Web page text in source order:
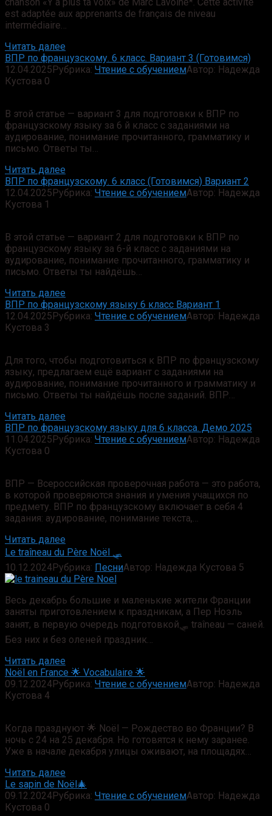
est adaptée aux apprenants de français de niveau
intermédiaire…
Читать далее
ВПР по французскому. 6 класс. Вариант 3 (Готовимся)
12.04.2025Рубрика: Чтение с обучениемАвтор: Надежда
Кустова 0
В этой статье — вариант 3 для подготовки к ВПР по
французскому языку за 6 й класс с заданиями на
аудирование, понимание прочитанного, грамматику и
письмо. Ответы ты…
Читать далее
ВПР по французскому. 6 класс (Готовимся) Вариант 2
12.04.2025Рубрика: Чтение с обучениемАвтор: Надежда
Кустова 1
В этой статье — вариант 2 для подготовки к ВПР по
французскому языку за 6-й класс с заданиями на
аудирование, понимание прочитанного, грамматику и
письмо. Ответы ты найдёшь…
Читать далее
ВПР по французскому языку 6 класс Вариант 1
12.04.2025Рубрика: Чтение с обучениемАвтор: Надежда
Кустова 3
Для того, чтобы подготовиться к ВПР по французскому
языку, предлагаем ещё вариант с заданиями на
аудирование, понимание прочитанного и грамматику и
письмо. Ответы ты найдёшь после заданий. ВПР…
Читать далее
ВПР по французскому языку для 6 класса. Демо 2025
11.04.2025Рубрика: Чтение с обучениемАвтор: Надежда
Кустова 0
ВПР — Всероссийская проверочная работа — это работа,
в которой проверяются знания и умения учащихся по
предмету. ВПР по французскому включает в себя 4
задания: аудирование, понимание текста,…
Читать далее
Le traîneau du Père Noël 🛷
10.12.2024Рубрика: ПесниАвтор: Надежда Кустова 5
Весь декабрь большие и маленькие жители Франции
заняты приготовлением к праздникам, а Пер Ноэль
занят, в первую очередь подготовкой🛷 traîneau — саней.
Без них и без оленей праздник…
Читать далее
Noël en France 🌟 Vocabulaire 🌟
09.12.2024Рубрика: Чтение с обучениемАвтор: Надежда
Кустова 4
Когда празднуют 🌟 Noël — Рождество во Франции? В
ночь с 24 на 25 декабря. Но готовятся к нему заранее.
Уже в начале декабря улицы оживают, на площадях…
Читать далее
Le sapin de Noël🎄
09.12.2024Рубрика: Чтение с обучениемАвтор: Надежда
Кустова 0